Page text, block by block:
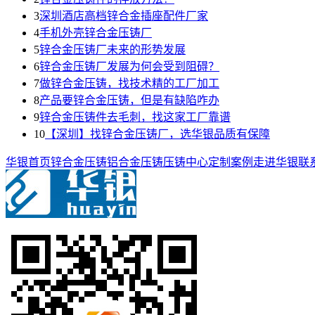
3深圳酒店高档锌合金插座配件厂家
4手机外壳锌合金压铸厂
5锌合金压铸厂未来的形势发展
6锌合金压铸厂发展为何会受到阻碍？
7做锌合金压铸，找技术精的工厂加工
8产品要锌合金压铸，但是有缺陷咋办
9锌合金压铸件去毛刺，找这家工厂靠谱
10 【深圳】找锌合金压铸厂，选华银品质有保障
华银首页锌合金压铸铝合金压铸压铸中心定制案例 走进华银联